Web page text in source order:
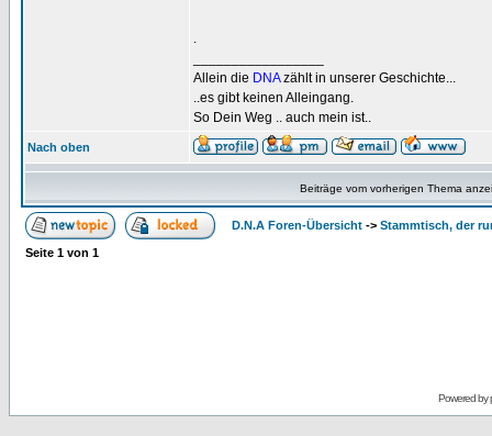
.
Allein die DNAzählt in unserer Geschichte...
..es gibt keinen Alleingang.
So Dein Weg .. auch mein ist..
Nach oben
Beiträge vom vorherigen Thema
D.N.A Foren-Übersicht -> Stammtisch, der
Seite 1 von 1
Powered by